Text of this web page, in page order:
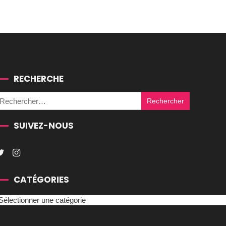
RECHERCHE
Rechercher :
SUIVEZ-NOUS
CATÉGORIES